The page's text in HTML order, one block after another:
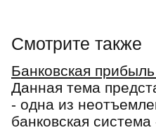
Смотрите также
Банковская
Данная тема
- одна из
банковская